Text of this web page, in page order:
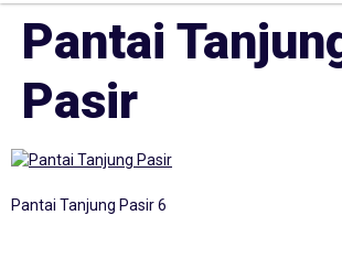
Pantai
Pasir
Pantai Tanjung Pasir 6